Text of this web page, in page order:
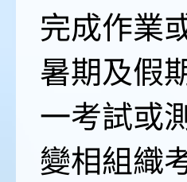
完成作業
暑期及假
一考試或
變相組織